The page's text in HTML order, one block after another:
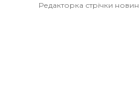
Редакторка стрічки новин